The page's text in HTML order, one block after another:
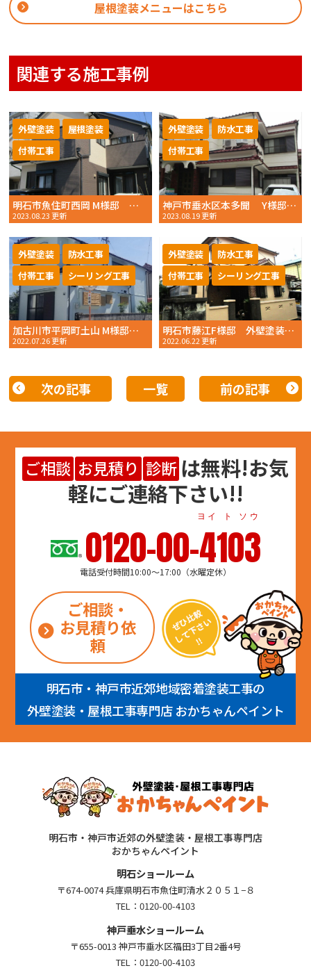
屋根塗装メニューはこちら
関連する施工事例
明石市魚住町西岡 M様邸 外壁塗装・屋根塗装 2023年 7月初完工しました おかちゃんペイント
2023.08.23 更新
外壁塗装
屋根塗装
付帯工事
神戸市垂水区本多聞 Y様邸 外壁塗装・ベランダ防水工事 2023年 6月初旬完工 おかちゃんペイント
2023.08.19 更新
外壁塗装
防水工事
付帯工事
加古川市平岡町土山 M様邸 外壁塗装 2022年6月完工 おかちゃんペイント
2022.07.26 更新
外壁塗装
防水工事
付帯工事
シーリング工事
明石市藤江F様邸 外壁塗装 2022年6月完工 おかちゃんペイント
2022.06.22 更新
外壁塗装
防水工事
付帯工事
シーリング工事
次の記事 一覧 前の記事
ご相談 お見積り 診断 は無料!お気
軽にご連絡下さい!!
0120-00-4103
ヨイ ト ソウ
電話受付時間10:00～17:00（水曜定休）
ご相談・
お見積り依
頼
明石市・神戸市近郊地域密着塗装工事の
外壁塗装・屋根工事専門店 おかちゃんペイント
明石市・神戸市近郊の外壁塗装・屋根工事専門店
おかちゃんペイント
明石ショールーム
〒674-0074 兵庫県明石市魚住町清水２０５１−８
TEL： 0120-00-4103
神戸垂水ショールーム
〒655-0013 神戸市垂水区福田3丁目2番4号
TEL： 0120-00-4103